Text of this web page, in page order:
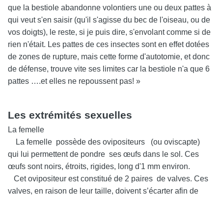
que la bestiole abandonne volontiers une ou deux pattes à
qui veut s'en saisir (qu'il s'agisse du bec de l'oiseau, ou de
vos doigts), le reste, si je puis dire, s'envolant comme si de
rien n'était. Les pattes de ces insectes sont en effet dotées
de zones de rupture, mais cette forme d'autotomie, et donc
de défense, trouve vite ses limites car la bestiole n'a que 6
pattes ….et elles ne repoussent pas! »
Les extrémités sexuelles
La femelle
La femelle possède des ovipositeurs (ou oviscapte)
qui lui permettent de pondre ses œufs dans le sol. Ces
œufs sont noirs, étroits, rigides, long d'1 mm environ.
Cet ovipositeur est constitué de 2 paires de valves. Ces
valves, en raison de leur taille, doivent s’écarter afin de